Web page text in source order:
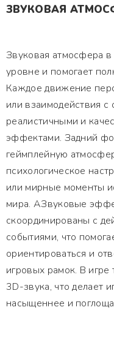
ЗВУКОВАЯ
Звуковая атмосфера
уровне и помогает
Каждое движение
или взаимодействия
реалистичными и
эффектами. Задний
геймплейную
психологическое
или мирные моменты
мира. АЗвуковые
скоординированы с
событиями, что
ориентироваться и
игровых рамок. В
3D-звука, что делает
насыщеннее и